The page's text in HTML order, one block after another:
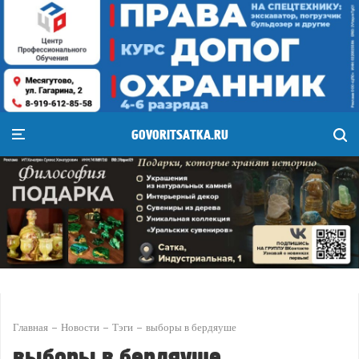
GOVORITSATKA.RU
Главная Новости Тэги выборы в бердяуше